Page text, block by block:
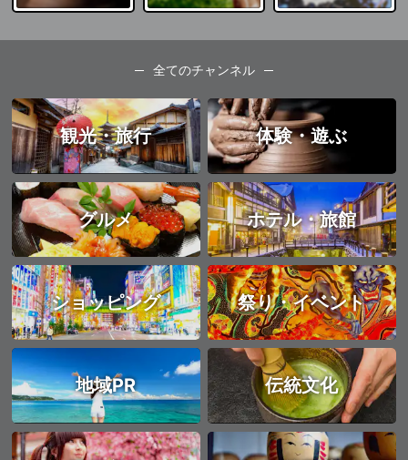
全てのチャンネル
観光・旅行 体験・遊ぶ
グルメ ホテル・旅館
ショッピング 祭り・イベント
地域PR 伝統文化